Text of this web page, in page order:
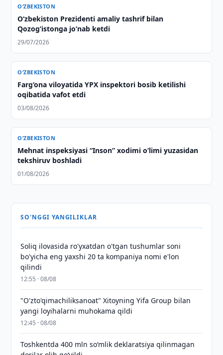
O‘ZBEKISTON
Oʻzbekiston Prezidenti amaliy tashrif bilan
Qozogʻistonga joʻnab ketdi
29/07/2026
O‘ZBEKISTON
Farg‘ona viloyatida YPX inspektori bosib ketilishi
oqibatida vafot etdi
03/08/2026
O‘ZBEKISTON
Mehnat inspeksiyasi “Inson” xodimi o‘limi yuzasidan
tekshiruv boshladi
01/08/2026
SO'NGGI YANGILIKLAR
Soliq ilovasida ro'yxatdan o'tgan tushumlar soni
bo'yicha eng yaxshi 20 ta kompaniya nomi e'lon
qilindi
12:55 · 08/08
"O'zto'qimachiliksanoat" Xitoyning Yifa Group bilan
yangi loyihalarni muhokama qildi
12:45 · 08/08
Toshkentda 400 mln so‘mlik deklaratsiya qilinmagan